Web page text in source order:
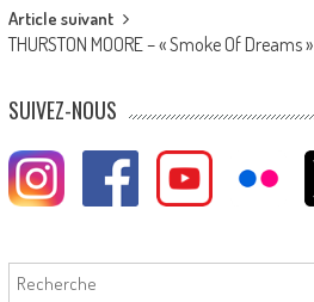
Article suivant
THURSTON MOORE – « Smoke Of Dreams »
SUIVEZ-NOUS
Rechercher